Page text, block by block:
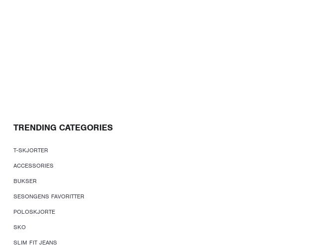
TRENDING CATEGORIES
T-SKJORTER
ACCESSORIES
BUKSER
SESONGENS FAVORITTER
POLOSKJORTE
SKO
SLIM FIT JEANS